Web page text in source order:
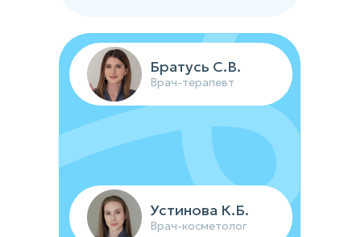
Устинова К.Б.
Врач-косметолог
Братусь С.В.
Врач-терапевт